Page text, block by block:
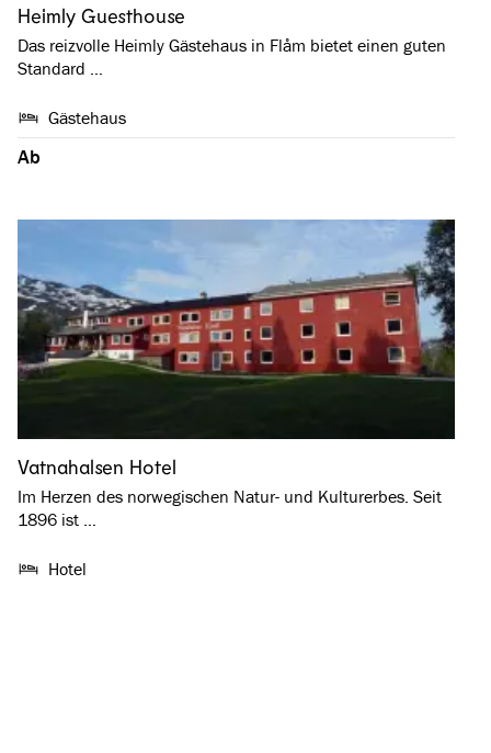
Heimly Guesthouse
Das reizvolle Heimly Gästehaus in Flåm bietet einen guten
Standard …
Gästehaus
Ab
Vatnahalsen Hotel
Im Herzen des norwegischen Natur- und Kulturerbes. Seit
1896 ist …
Hotel